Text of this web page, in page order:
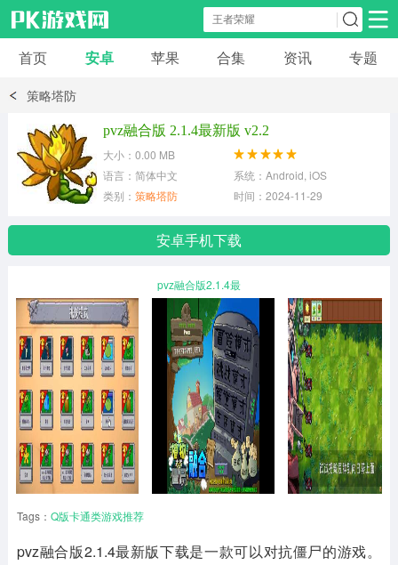
安卓应用 安卓游戏
模拟经营
首页 安卓 苹果 合集 资讯 专题
策略塔防
pvz融合版 2.1.4最新版 v2.2
大小：0.00 MB
语言：简体中文
系统：Android, iOS
类别： 策略塔防 时间：2024-11-29
安卓手机下载
pvz融合版2.1.4最
Tags： Q版卡通类游戏推荐
pvz融合版2.1.4最新版下载是一款可以对抗僵尸的游戏。